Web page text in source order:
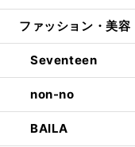
ファッション・美容
Seventeen
non-no
BAILA